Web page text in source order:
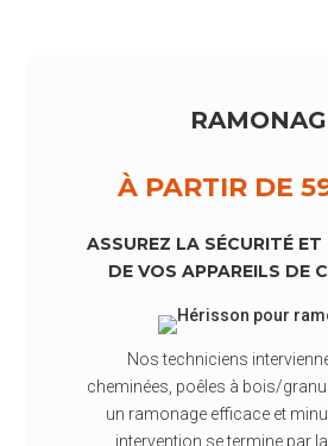
À PARTIR DE
ASSUREZ LA SÉCURITÉ ET
DE VOS APPAREILS DE
Nos techniciens
cheminées, poêles à bois/
un ramonage efficace et
intervention se termine par